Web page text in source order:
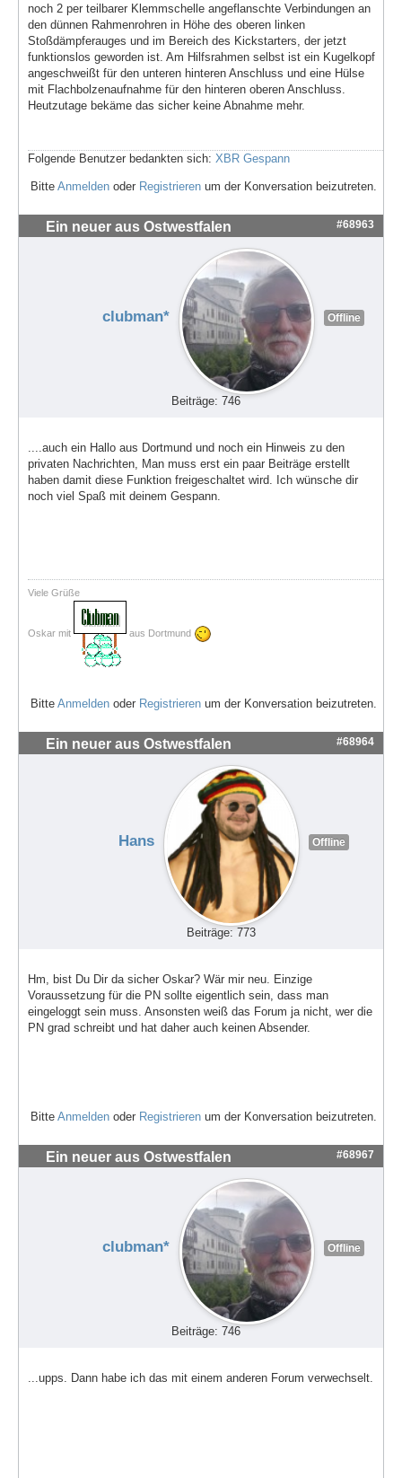
noch 2 per teilbarer Klemmschelle angeflanschte Verbindungen an
den dünnen Rahmenrohren in Höhe des oberen linken
Stoßdämpferauges und im Bereich des Kickstarters, der jetzt
funktionslos geworden ist. Am Hilfsrahmen selbst ist ein Kugelkopf
angeschweißt für den unteren hinteren Anschluss und eine Hülse
mit Flachbolzenaufnahme für den hinteren oberen Anschluss.
Heutzutage bekäme das sicher keine Abnahme mehr.
Folgende Benutzer bedankten sich: XBR Gespann
Bitte Anmelden oder Registrieren um der Konversation beizutreten.
Ein neuer aus Ostwestfalen #68963
clubman* Offline
Beiträge: 746
....auch ein Hallo aus Dortmund und noch ein Hinweis zu den
privaten Nachrichten, Man muss erst ein paar Beiträge erstellt
haben damit diese Funktion freigeschaltet wird. Ich wünsche dir
noch viel Spaß mit deinem Gespann.
Viele Grüße
Oskar mit aus Dortmund
Bitte Anmelden oder Registrieren um der Konversation beizutreten.
Ein neuer aus Ostwestfalen #68964
Hans Offline
Beiträge: 773
Hm, bist Du Dir da sicher Oskar? Wär mir neu. Einzige
Voraussetzung für die PN sollte eigentlich sein, dass man
eingeloggt sein muss. Ansonsten weiß das Forum ja nicht, wer die
PN grad schreibt und hat daher auch keinen Absender.
Bitte Anmelden oder Registrieren um der Konversation beizutreten.
Ein neuer aus Ostwestfalen #68967
clubman* Offline
Beiträge: 746
...upps. Dann habe ich das mit einem anderen Forum verwechselt.